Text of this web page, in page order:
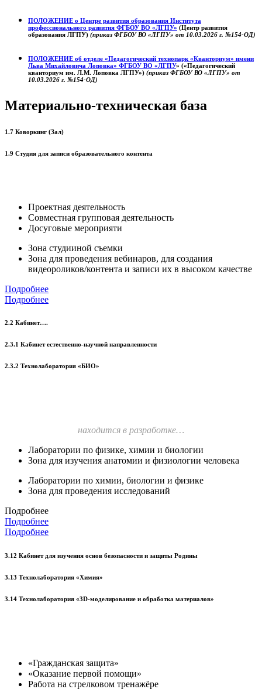
ПОЛОЖЕНИЕ о Центре развития образования Института
профессионального развития ФГБОУ ВО «ЛГПУ» (Центр развития
образования ЛГПУ) (приказ ФГБОУ ВО «ЛГПУ» от 10.03.2026 г. №154-ОД)
ПОЛОЖЕНИЕ об отделе «Педагогический технопарк «Кванториум» имени
Льва Михайловича Лоповка» ФГБОУ ВО «ЛГПУ» («Педагогический
кванториум им. Л.М. Лоповка ЛГПУ») (приказ ФГБОУ ВО «ЛГПУ» от
10.03.2026 г. №154-ОД)
Материально-техническая база
1.7 Коворкинг (Зал)
1.9 Студия для записи образовательного контента
Проектная деятельность
Совместная групповая деятельность
Досуговые мероприяти
Зона студииной съемки
Зона для проведения вебинаров, для создания
видеороликов/контента и записи их в высоком качестве
Подробнее
Подробнее
2.2 Кабинет….
2.3.1 Кабинет естественно-научной направленности
2.3.2 Технолаборатория «БИО»
находится в разработке…
Лаборатории по физике, химии и биологии
Зона для изучения анатомии и физиологии человека
Лаборатории по химии, биологии и физике
Зона для проведения исследований
Подробнее
Подробнее
Подробнее
3.12 Кабинет для изучения основ безопасности и защиты Родины
3.13 Технолаборатория «Химия»
3.14 Технолаборатория «3D-моделирование и обработка материалов»
«Гражданская защита»
«Оказание первой помощи»
Работа на стрелковом тренажёре